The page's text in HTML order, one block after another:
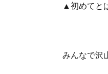
▲初めてと
みんなで沢